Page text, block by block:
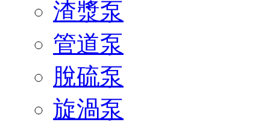
渣漿泵
管道泵
脫硫泵
旋渦泵